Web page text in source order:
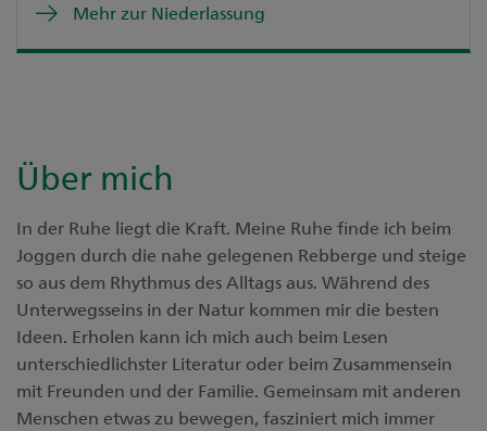
Mehr zur Niederlassung
Über mich
In der Ruhe liegt die Kraft. Meine Ruhe finde ich beim
Joggen durch die nahe gelegenen Rebberge und steige
so aus dem Rhythmus des Alltags aus. Während des
Unterwegsseins in der Natur kommen mir die besten
Ideen. Erholen kann ich mich auch beim Lesen
unterschiedlichster Literatur oder beim Zusammensein
mit Freunden und der Familie. Gemeinsam mit anderen
Menschen etwas zu bewegen, fasziniert mich immer